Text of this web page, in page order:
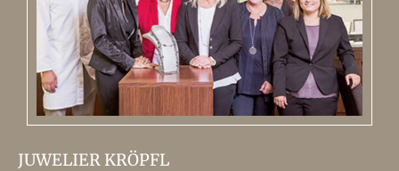
JUWELIER KRÖPFL